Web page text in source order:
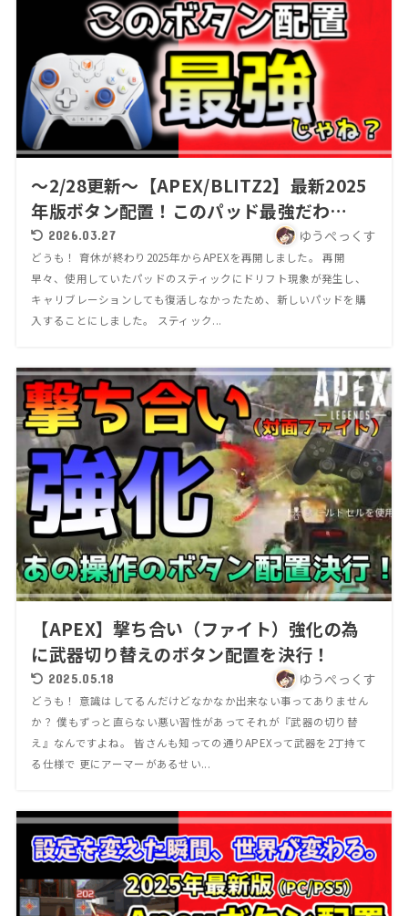
～2/28更新～【APEX/BLITZ2】最新2025
年版ボタン配置！このパッド最強だわ…
2026.03.27 ゆうぺっくす
どうも！ 育休が終わり2025年からAPEXを再開しました。 再開
早々、使用していたパッドのスティックにドリフト現象が発生し、
キャリブレーションしても復活しなかったため、新しいパッドを購
入することにしました。 スティック...
【APEX】撃ち合い（ファイト）強化の為
に武器切り替えのボタン配置を決行！
2025.05.18 ゆうぺっくす
どうも！ 意識はしてるんだけどなかなか出来ない事ってありません
か？ 僕もずっと直らない悪い習性があってそれが『武器の切り替
え』なんですよね。 皆さんも知っての通りAPEXって武器を2丁持て
る仕様で 更にアーマーがあるせい...